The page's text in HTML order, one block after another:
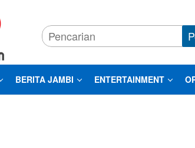
BERITA JAMBI ENTERTAINMENT